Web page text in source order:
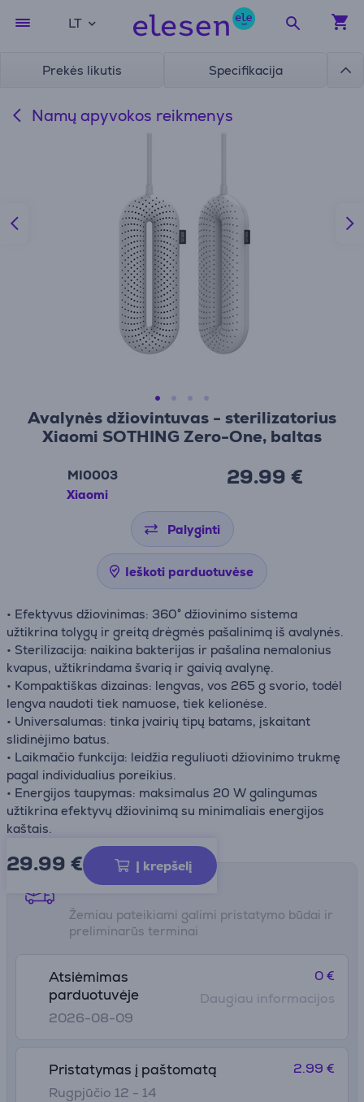
LT
Prekės likutis Specifikacija
Namų apyvokos reikmenys
Avalynės džiovintuvas - sterilizatorius
Xiaomi SOTHING Zero-One, baltas
MI0003
Xiaomi
29.99 €
Palyginti
Ieškoti parduotuvėse
• Efektyvus džiovinimas: 360° džiovinimo sistema
užtikrina tolygų ir greitą drėgmės pašalinimą iš avalynės.
• Sterilizacija: naikina bakterijas ir pašalina nemalonius
kvapus, užtikrindama švarią ir gaivią avalynę.
• Kompaktiškas dizainas: lengvas, vos 265 g svorio, todėl
lengva naudoti tiek namuose, tiek kelionėse.
• Universalumas: tinka įvairių tipų batams, įskaitant
slidinėjimo batus.
• Laikmačio funkcija: leidžia reguliuoti džiovinimo trukmę
pagal individualius poreikius.
• Energijos taupymas: maksimalus 20 W galingumas
užtikrina efektyvų džiovinimą su minimaliais energijos
kaštais.
29.99 € Į krepšelį
Pristatymo būdai
Žemiau pateikiami galimi pristatymo būdai ir
preliminarūs terminai
Atsiėmimas
parduotuvėje
2026-08-09
0 €
Daugiau informacijos
Pristatymas į paštomatą
Rugpjūčio 12 - 14
2.99 €